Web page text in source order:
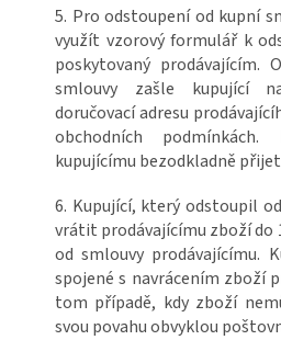
5. Pro odstoupení od kupní
využít vzorový formulář k
poskytovaný prodávajícím.
smlouvy zašle kupující
doručovací adresu
obchodních podmínkách.
kupujícímu bezodkladně
6. Kupující, který odstoupil
vrátit prodávajícímu zboží do
od smlouvy prodávajícímu.
spojené s navrácením zboží
tom případě, kdy zboží
svou povahu obvyklou